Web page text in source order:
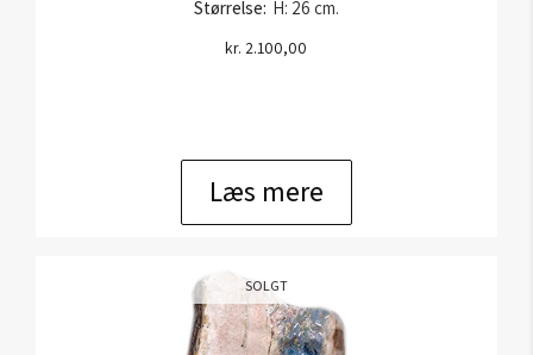
Størrelse: H: 26 cm.
kr. 2.100,00
Læs mere
SOLGT